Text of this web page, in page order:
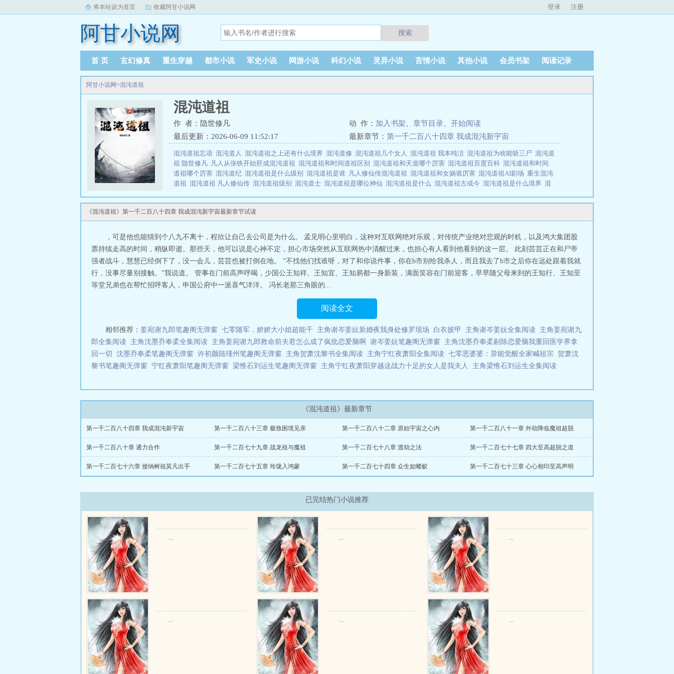
将本站设为首页 收藏阿甘小说网 登录 注册
阿甘小说网 搜索
首 页 玄幻修真 重生穿越 都市小说 军史小说 网游小说 科幻小说 灵异小说 言情小说 其他小说 会员书架 阅读记录
阿甘小说网>混沌道祖
混沌道祖
作 者：隐世修凡 动 作： 加入书架 章节目录
开始阅读
最后更新：2026-06-09 11:52:17
最新章节： 第一千二百八十四章 我成混沌新宇宙
混沌道祖忘语 混沌道人 混沌道祖之上还有什么境界 混沌道修 混沌道祖几个女人 混沌道祖 我本纯洁 混沌道祖为啥能斩三尸 混沌道
祖 隐世修凡 凡人从张铁开始肝成混沌道祖 混沌道祖和时间道祖区别 混沌道祖和天道哪个厉害 混沌道祖百度百科 混沌道祖和时间
道祖哪个厉害 混沌道纪 混沌道祖是什么级别 混沌道祖是谁 凡人修仙传混沌道祖 混沌道祖和女娲谁厉害 混沌道祖AI剧场 重生混沌
道祖 混沌道祖 凡人修仙传 混沌道祖级别 混沌道士 混沌道祖是哪位神仙 混沌道祖是什么 混沌道祖古或今 混沌道祖是什么境界 混
祖和鸿钧谁厉害古或今混沌道祖混沌道君关于混沌道祖：且看莫凡，如何自孱弱凡人始，一步步修炼悟道，晋后天，蜕先天，融本
源，参造化，悟大道，得天道，成界主……以至至尊，无上，至高……本书修炼等级：后天三品，先天六品，本源九品，造化十二
品，悟道（大道三千），得道（四九），界主十八品（细分：初级界主，中级界主，高级界主，超级界主，巅峰界主，极道界主，大
道主，至尊界王，无上界皇，至高道祖），超脱（混沌三十六品）……本书意志等级：意志如铁，心意如刀，不动如山，混元如一，
不死不灭，道心永恒……混沌道祖
《混沌道祖》第一千二百八十四章 我成混沌新宇宙最新章节试读
，可是他也能猜到个八九不离十，程欣让自己去公司是为什么。 孟见明心里明白，这种对互联网绝对乐观，对传统产业绝对悲观的时机，以及鸿大集团股
票持续走高的时间，稍纵即逝。那些天，他可以说是心神不定，担心市场突然从互联网热中清醒过来，也担心有人看到他看到的这一层。 此刻芸芸正在和尸帝
强者战斗，慧慧已经倒下了，没一会儿，芸芸也被打倒在地。 “不找他们找谁呀，对了和你说件事，你在b市别给我杀人，而且我去了b市之后你在远处跟着我就
行，没事尽量别接触。”我说道。 管事在门前高声呼喝，少国公王知祥、王知宜、王知易都一身新装，满面笑容在门前迎客，早早随父母来到的王知行、王知至
等堂兄弟也在帮忙招呼客人，申国公府中一派喜气洋洋。 冯长老那三角眼的...
阅读全文
相邻推荐： 姜宛谢九郎笔趣阁无弹窗 七零随军，娇娇大小姐超能干 主角谢岑姜妧新婚夜我身处修罗现场 白衣披甲 主角谢岑姜妧全集阅读 主角姜宛谢九
郎全集阅读 主角沈墨乔奉柔全集阅读 主角姜宛谢九郎救命前夫君怎么成了疯批恋爱脑啊 谢岑姜妧笔趣阁无弹窗
主角沈墨乔奉柔剔除恋爱脑我重回医学界拿
回一切
沈墨乔奉柔笔趣阁无弹窗 许初颜陆瑾州笔趣阁无弹窗 主角贺萧沈黎书全集阅读 主角宁红夜萧阳全集阅读 七零恶婆婆：异能觉醒全家喊祖宗 贺萧沈
黎书笔趣阁无弹窗 宁红夜萧阳笔趣阁无弹窗 梁惟石刘运生笔趣阁无弹窗 主角宁红夜萧阳穿越这战力十足的女人是我夫人 主角梁惟石刘运生全集阅读
《混沌道祖》最新章节
第一千二百八十四章 我成混沌新宇宙 第一千二百八十三章 极致困境见亲 第一千二百八十二章 原始宇宙之心内 第一千二百八十一章 外劫降临魔祖超脱
第一千二百八十章 通力合作 第一千二百七十九章 战龙祖与魔祖 第一千二百七十八章 渡劫之法 第一千二百七十七章 四大至高超脱之道
第一千二百七十六章 接纳树祖莫凡出手 第一千二百七十五章 玲珑入鸿蒙 第一千二百七十四章 众生如蝼蚁 第一千二百七十三章 心心相印至高声明
已完结热门小说推荐
... ... ...
... ... ...